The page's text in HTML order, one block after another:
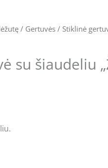
/ Gertuvės / Stiklinė
su šiaudeliu